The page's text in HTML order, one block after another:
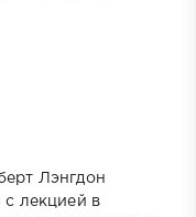
Лэнгдон
с лекцией в